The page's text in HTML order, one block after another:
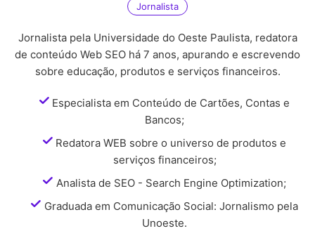
Jornalista
Jornalista pela Universidade do Oeste Paulista, redatora
de conteúdo Web SEO há 7 anos, apurando e escrevendo
sobre educação, produtos e serviços financeiros.
Especialista em Conteúdo de Cartões, Contas e
Bancos;
Redatora WEB sobre o universo de produtos e
serviços financeiros;
Analista de SEO - Search Engine Optimization;
Graduada em Comunicação Social: Jornalismo pela
Unoeste.